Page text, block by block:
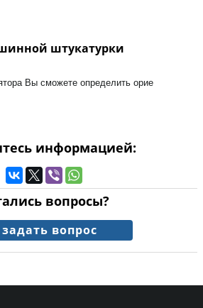
штукатурки
Вы сможете определить орие
информацией:
вопросы?
задать вопрос